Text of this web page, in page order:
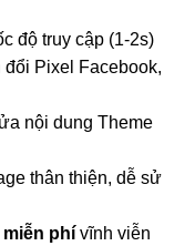
độ truy cập (1-2s)
Pixel Facebook,
nội dung Theme
thân thiện, dễ sử
miễn phívĩnh viễn